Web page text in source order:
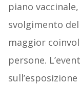
piano
svolgimento
maggior
persone.